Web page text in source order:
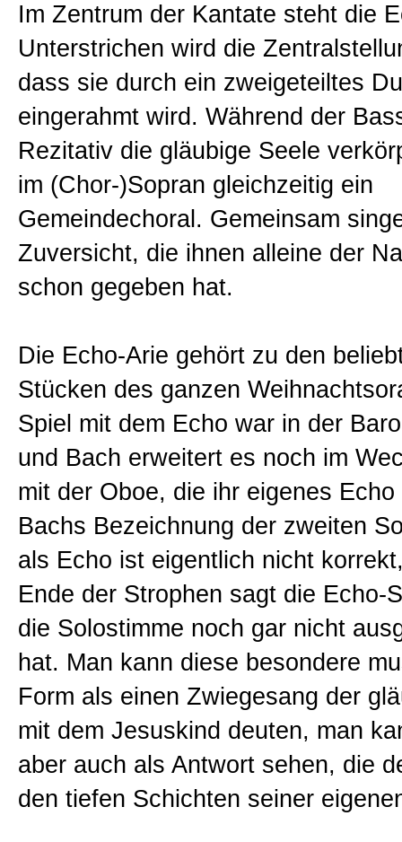
Im Zentrum der Kantate steht die
Unterstrichen wird die
dass sie durch ein zweigeteiltes
eingerahmt wird. Während der
Rezitativ die gläubige Seele
im (Chor-)Sopran gleichzeitig ein
Gemeindechoral. Gemeinsam
Zuversicht, die ihnen alleine der
schon gegeben hat.
Die Echo-Arie gehört zu den
Stücken des ganzen
Spiel mit dem Echo war in der
und Bach erweitert es noch im
mit der Oboe, die ihr eigenes
Bachs Bezeichnung der zweiten
als Echo ist eigentlich nicht
Ende der Strophen sagt die Echo-
die Solostimme noch gar nicht
hat. Man kann diese besondere
Form als einen Zwiegesang der
mit dem Jesuskind deuten, man
aber auch als Antwort sehen, die
den tiefen Schichten seiner